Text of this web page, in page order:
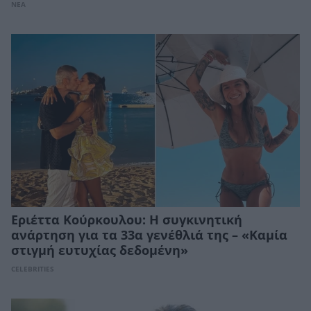
ΝΕΑ
Εριέττα Κούρκουλου: Η συγκινητική
ανάρτηση για τα 33α γενέθλιά της – «Καμία
στιγμή ευτυχίας δεδομένη»
CELEBRITIES